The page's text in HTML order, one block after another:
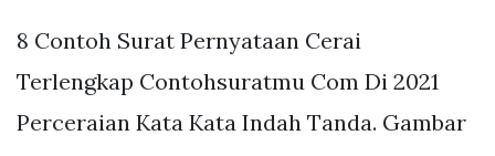
8 Contoh Surat Pernyataan Cerai
Terlengkap Contohsuratmu Com Di 2021
Perceraian Kata Kata Indah Tanda. Gambar